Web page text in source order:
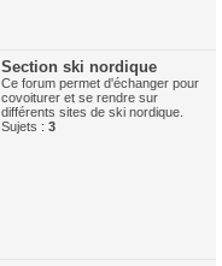
Section ski nordique
Ce forum permet d'échanger pour
covoiturer et se rendre sur
différents sites de ski nordique.
Sujets : 3